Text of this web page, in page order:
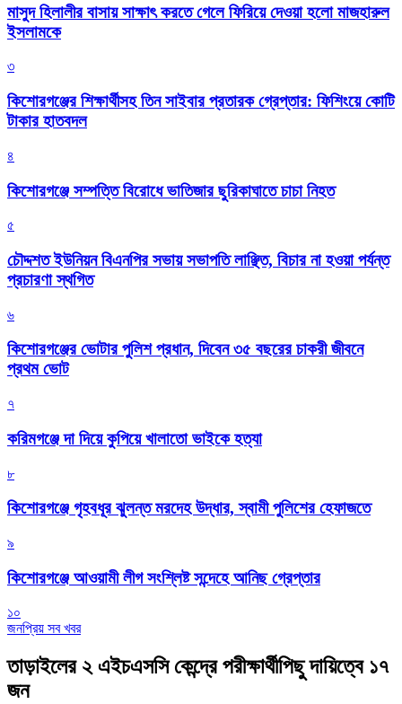
মাসুদ হিলালীর বাসায় সাক্ষাৎ করতে গেলে ফিরিয়ে দেওয়া হলো মাজহারুল
ইসলামকে
৩
কিশোরগঞ্জের শিক্ষার্থীসহ তিন সাইবার প্রতারক গ্রেপ্তার: ফিশিংয়ে কোটি
টাকার হাতবদল
৪
কিশোরগঞ্জে সম্পত্তি বিরোধে ভাতিজার ছুরিকাঘাতে চাচা নিহত
৫
চৌদ্দশত ইউনিয়ন বিএনপির সভায় সভাপতি লাঞ্ছিত, বিচার না হওয়া পর্যন্ত
প্রচারণা স্থগিত
৬
কিশোরগঞ্জের ভোটার পুলিশ প্রধান, দিবেন ৩৫ বছরের চাকরী জীবনে
প্রথম ভোট
৭
করিমগঞ্জে দা দিয়ে কুপিয়ে খালাতো ভাইকে হত্যা
৮
কিশোরগঞ্জে গৃহবধূর ঝুলন্ত মরদেহ উদ্ধার, স্বামী পুলিশের হেফাজতে
৯
কিশোরগঞ্জে আওয়ামী লীগ সংশ্লিষ্ট সন্দেহে আনিছ গ্রেপ্তার
১০
জনপ্রিয় সব খবর
তাড়াইলের ২ এইচএসসি কেন্দ্রে পরীক্ষার্থীপিছু দায়িত্বে ১৭
জন